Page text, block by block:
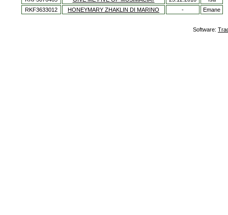
RKF3633012
HONEYMARY ZHAKLIN DI MARINO - Emane
Software: